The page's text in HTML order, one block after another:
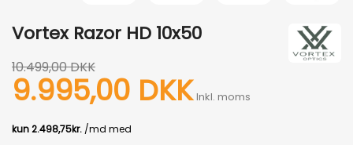
Vortex Razor HD 10x50
10.499,00 DKK
9.995,00 DKK Inkl. moms